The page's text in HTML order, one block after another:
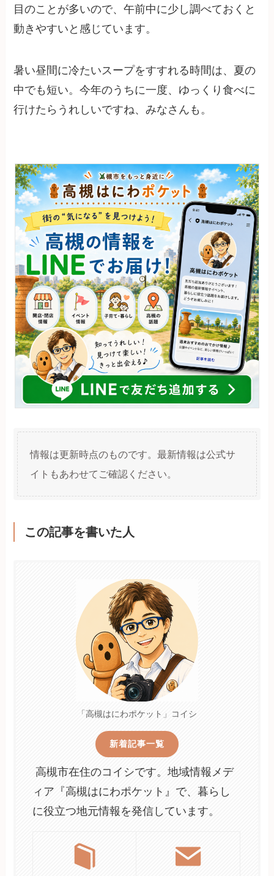
目のことが多いので、午前中に少し調べておくと
動きやすいと感じています。
暑い昼間に冷たいスープをすすれる時間は、夏の
中でも短い。今年のうちに一度、ゆっくり食べに
行けたらうれしいですね、みなさんも。
情報は更新時点のものです。最新情報は公式サ
イトもあわせてご確認ください。
この記事を書いた人
「高槻はにわポケット」コイシ
新着記事一覧
高槻市在住のコイシです。地域情報メデ
ィア『高槻はにわポケット』で、暮らし
に役立つ地元情報を発信しています。